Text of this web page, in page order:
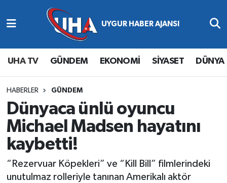
UHA TV GÜNDEM EKONOMİ SİYASET DÜNYA
HABERLER GÜNDEM
Dünyaca ünlü oyuncu
Michael Madsen hayatını
kaybetti!
“Rezervuar Köpekleri” ve “Kill Bill” filmlerindeki
unutulmaz rolleriyle tanınan Amerikalı aktör
Abone Ol
Gündem
Ekonomi
Magazin
Siyaset
Spor
Nöbetçi Eczaneler
Hava Durumu
Namaz Vakitleri
Trafik Durumu
Süper Lig Puan Durumu ve Fikstür
Tüm Manşetler